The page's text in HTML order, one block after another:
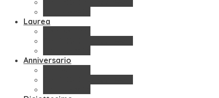
Laurea
Anniversario